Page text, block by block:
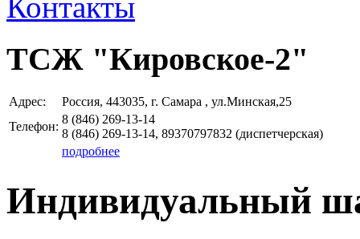
ТСЖ "Кировское-2"
Адрес:
Россия, 443035, г. Самара , ул.Минская,25
Телефон:
8 (846) 269-13-14
8 (846) 269-13-14, 89370797832 (диспетчерская)
подробнее
Индивидуальный